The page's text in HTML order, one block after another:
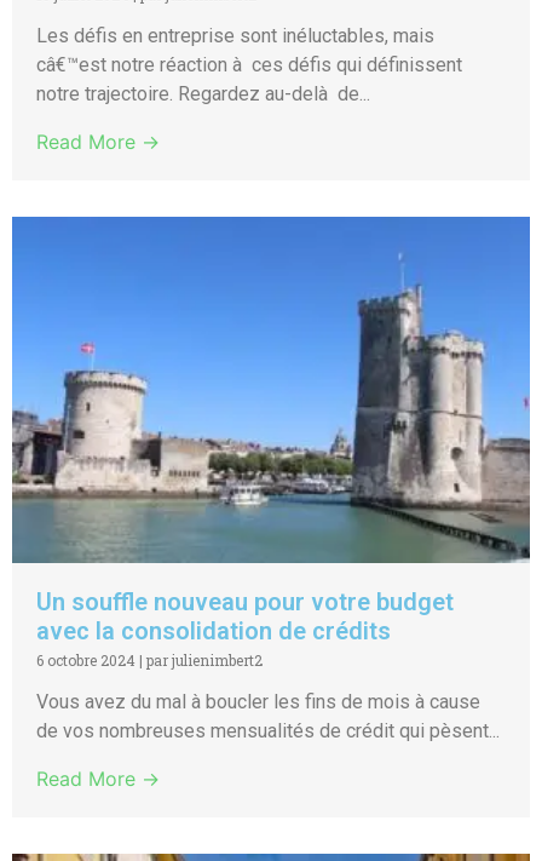
Les défis en entreprise sont inéluctables, mais
câ€™est notre réaction à ces défis qui définissent
notre trajectoire. Regardez au-delà de...
Read More →
Un souffle nouveau pour votre budget
avec la consolidation de crédits
6 octobre 2024 | par julienimbert2
Vous avez du mal à boucler les fins de mois à cause
de vos nombreuses mensualités de crédit qui pèsent...
Read More →